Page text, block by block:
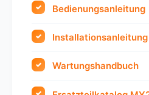
Bedienungsanleitung
Installationsanleitung
Wartungshandbuch